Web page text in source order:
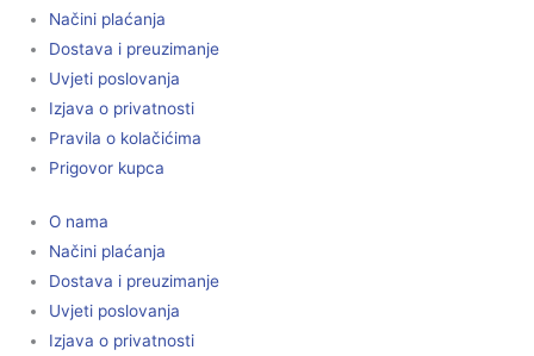
Načini plaćanja
Dostava i preuzimanje
Uvjeti poslovanja
Izjava o privatnosti
Pravila o kolačićima
Prigovor kupca
O nama
Načini plaćanja
Dostava i preuzimanje
Uvjeti poslovanja
Izjava o privatnosti